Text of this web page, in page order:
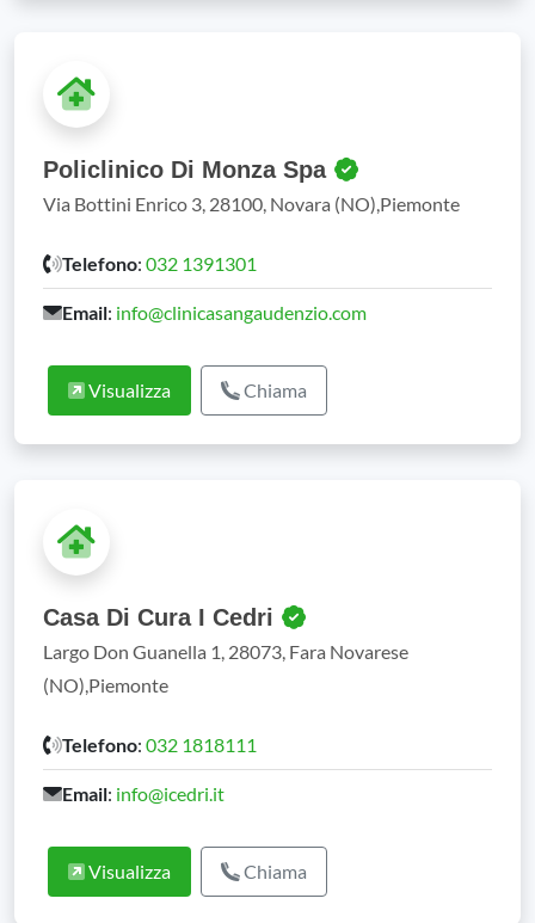
Policlinico Di Monza Spa
Via Bottini Enrico 3, 28100, Novara (NO),Piemonte
Telefono: 032 1391301
Email: info@clinicasangaudenzio.com
Visualizza Chiama
Casa Di Cura I Cedri
Largo Don Guanella 1, 28073, Fara Novarese
(NO),Piemonte
Telefono: 032 1818111
Email: info@icedri.it
Visualizza Chiama